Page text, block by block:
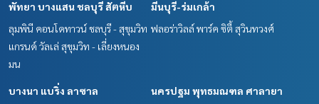
พัทยา บางแสน ชลบุรี สัตหีบ
ลุมพินี คอนโดทาวน์ ชลบุรี - สุขุมวิท
แกรนด์ วัลเล่ สุขุมวิท - เลี่ยงหนอง
มน
มีนบุรี-ร่มเกล้า
ฟลอร่าวิลล์ พาร์ค ซิตี้ สุวินทวงศ์
บางนา แบริ่ง ลาซาล นครปฐม พุทธมณฑล ศาลายา